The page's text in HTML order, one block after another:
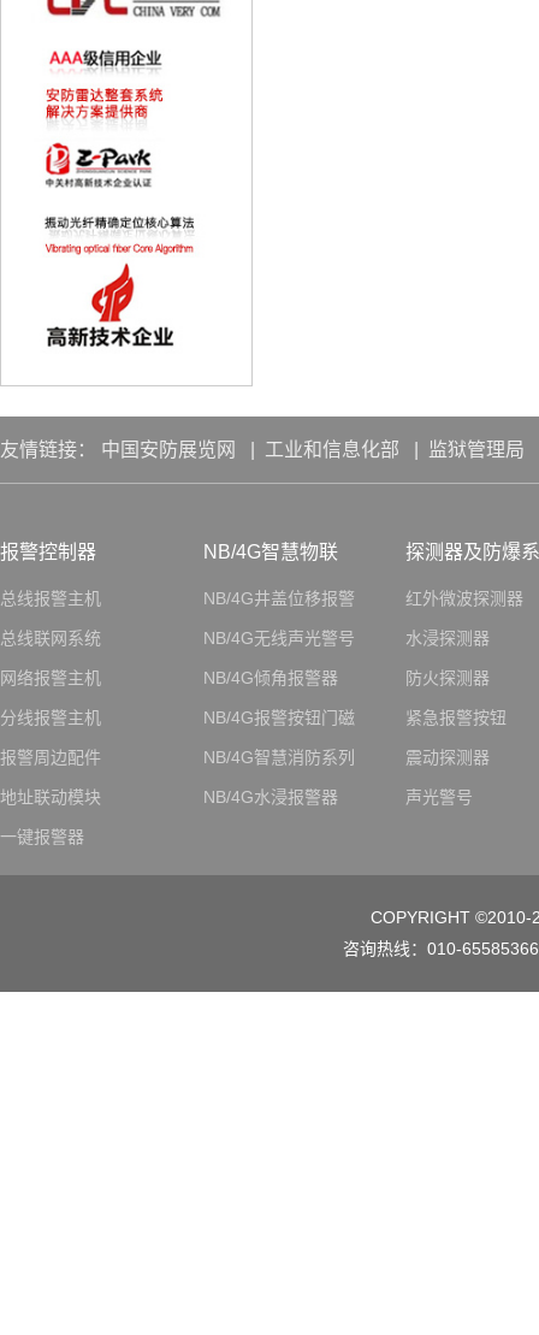
友情链接： 中国安防展览网 工业和信息化部 监狱管理局
报警控制器
总线报警主机
总线联网系统
网络报警主机
分线报警主机
报警周边配件
地址联动模块
一键报警器
NB/4G智慧物联
NB/4G井盖位移报警
NB/4G无线声光警号
NB/4G倾角报警器
NB/4G报警按钮门磁
NB/4G智慧消防系列
NB/4G水浸报警器
探测器及防爆
红外微波探测器
水浸探测器
防火探测器
紧急报警按钮
震动探测器
声光警号
COPYRIGHT ©2010-
咨询热线：010-